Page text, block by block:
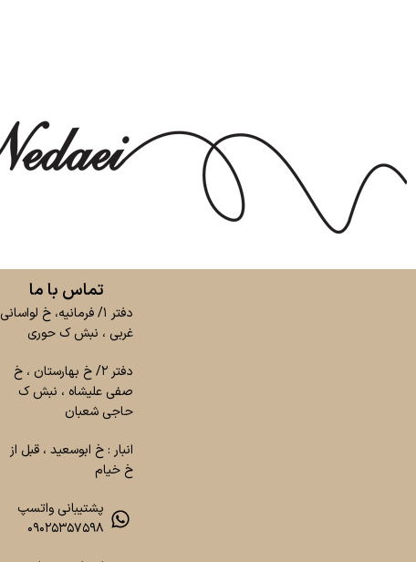
تماس با ما
دفتر ۱/ فرمانیه، خ لواسانی
غربی ، نبش ک حوری
دفتر ۲/ خ بهارستان ، خ
صفی علیشاه ، نبش ک
حاجی شعبان
انبار : خ ابوسعید ، قبل از
خ خیام
پشتیبانی واتسپ
۰۹۰۲۵۳۵۷۵۹۸